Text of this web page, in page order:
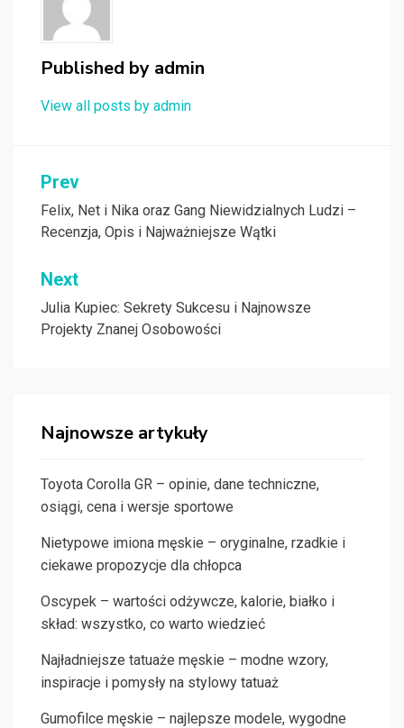
Published by admin
View all posts by admin
Nawigacja
wpisu
Prev
Felix, Net i Nika oraz Gang Niewidzialnych Ludzi –
Recenzja, Opis i Najważniejsze Wątki
Next
Julia Kupiec: Sekrety Sukcesu i Najnowsze
Projekty Znanej Osobowości
Najnowsze artykuły
Toyota Corolla GR – opinie, dane techniczne,
osiągi, cena i wersje sportowe
Nietypowe imiona męskie – oryginalne, rzadkie i
ciekawe propozycje dla chłopca
Oscypek – wartości odżywcze, kalorie, białko i
skład: wszystko, co warto wiedzieć
Najładniejsze tatuaże męskie – modne wzory,
inspiracje i pomysły na stylowy tatuaż
Gumofilce męskie – najlepsze modele, wygodne